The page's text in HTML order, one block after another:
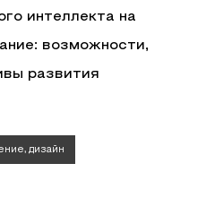
интеллекта на
возможности,
развития
дизайн